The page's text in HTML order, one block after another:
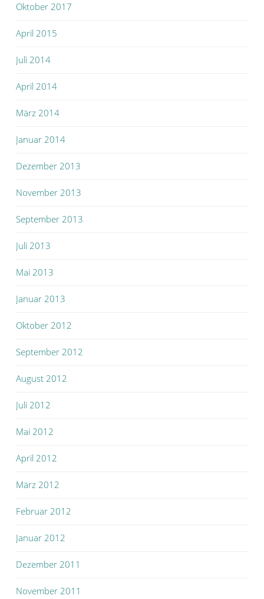
Oktober 2017
April 2015
Juli 2014
April 2014
März 2014
Januar 2014
Dezember 2013
November 2013
September 2013
Juli 2013
Mai 2013
Januar 2013
Oktober 2012
September 2012
August 2012
Juli 2012
Mai 2012
April 2012
März 2012
Februar 2012
Januar 2012
Dezember 2011
November 2011